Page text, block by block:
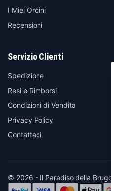
I Miei Ordini
Recensioni
Servizio Clienti
Spedizione
Resi e Rimborsi
Condizioni di Vendita
Privacy Policy
Contattaci
© 2026 - Il Paradiso della Brugola